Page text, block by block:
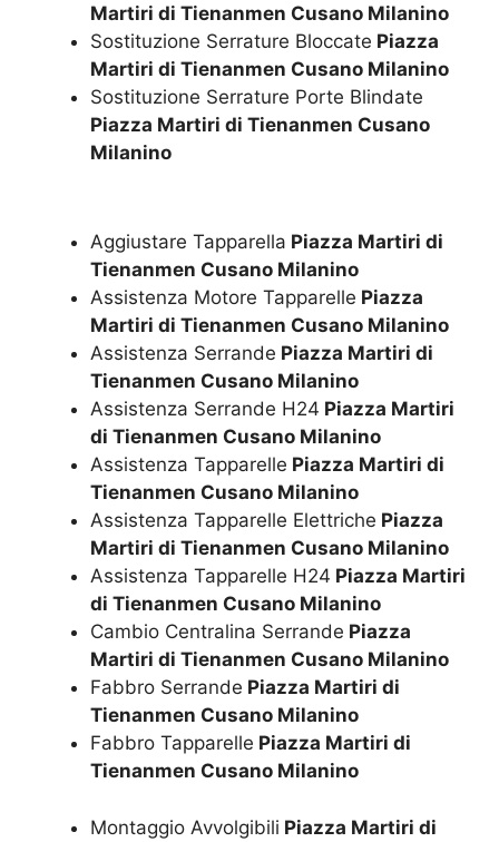
Martiri di Tienanmen Cusano Milanino
Sostituzione Serrature Bloccate Piazza
Martiri di Tienanmen Cusano Milanino
Sostituzione Serrature Porte Blindate
Piazza Martiri di Tienanmen Cusano
Milanino
Aggiustare Tapparella Piazza Martiri di
Tienanmen Cusano Milanino
Assistenza Motore Tapparelle Piazza
Martiri di Tienanmen Cusano Milanino
Assistenza Serrande Piazza Martiri di
Tienanmen Cusano Milanino
Assistenza Serrande H24 Piazza Martiri
di Tienanmen Cusano Milanino
Assistenza Tapparelle Piazza Martiri di
Tienanmen Cusano Milanino
Assistenza Tapparelle Elettriche Piazza
Martiri di Tienanmen Cusano Milanino
Assistenza Tapparelle H24 Piazza Martiri
di Tienanmen Cusano Milanino
Cambio Centralina Serrande Piazza
Martiri di Tienanmen Cusano Milanino
Fabbro Serrande Piazza Martiri di
Tienanmen Cusano Milanino
Fabbro Tapparelle Piazza Martiri di
Tienanmen Cusano Milanino
Montaggio Avvolgibili Piazza Martiri di